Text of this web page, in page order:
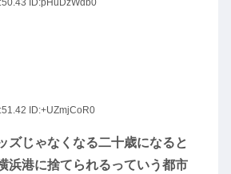
ID:pHuDzWdb0
ID:+UZmjCoR0
ズじゃなくなる二十歳になると
浜港に捨てられるっていう都市